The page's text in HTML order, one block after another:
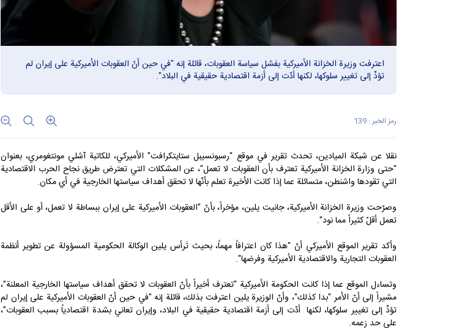
اعترفت وزيرة الخزانة الأميركية بفشل سياسة العقوبات، قائلة إنه "في حين أنّ العقوبات الأميركية على إيران لم
تؤدِّ إلى تغيير سلوكها، لكنها أدّت إلى أزمة اقتصادية حقيقية في البلاد".
رمز الخبر : 139
نقلا عن شبکة المیادین، تحدثتقرير في موقع "رسبونسيبل ستايتكرافت" الأميركي، للكاتبة آشلي مونتغومري، بعنوان
"حتى وزارة الخزانة الأميركية تعترف بأن العقوبات لا تعمل"، عن المشكلات التي تعترض طريق نجاح الحرب الاقتصادية
التي تقودها واشنطن، متسائلة عما إذا كانت الأخيرة تعلم بأنّها لا تحقق أهداف سياستها الخارجية في أي مكان.
وصرّحت وزيرة الخزانة الأميركية، جانيت يلين، مؤخراً، بأنّ "العقوبات الأميركية على إيران ببساطة لا تعمل، أو على الأقل
تعمل أقلّ كثيراً مما نود".
وأكد تقرير الموقع الأميركي أنّ "هذا كان اعترافاً مهماً، بحيث تَرأس يلين الوكالة الحكومية المسؤولة عن تطوير أنظمة
العقوبات التجارية والاقتصادية الأميركية وفرضها".
وتساءل الموقع عما إذا كانت الحكومة الأميركية "تعترف أخيراً بأنّ العقوبات لا تحقق أهداف سياستها الخارجية المعلنة"،
مشيراً إلى أنّ الأمر "بدا كذلك"، وأنّ الوزيرة يلين اعترفت بذلك، قائلة إنه "في حين أنّ العقوبات الأميركية على إيران لم
تؤدِّ إلى تغيير سلوكها، لكنها أدّت إلى أزمة اقتصادية حقيقية في البلاد، وإيران تعاني بشدة اقتصادياً بسبب العقوبات"،
على حد زعمه.